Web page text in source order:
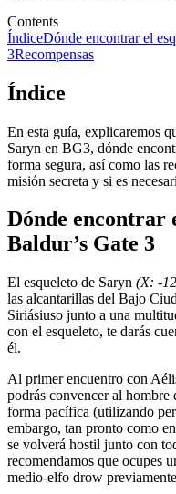
Contents
ÍndiceDónde encontrar el
3Recompensas
Índice
En esta guía, explicaremos
Saryn en BG3, dónde
forma segura, así como las
misión secreta y si es
Dónde encontrar
Baldur’s Gate 3
El esqueleto de Saryn (X: -
las alcantarillas del Bajo
Siriásiuso junto a una
con el esqueleto, te darás
él.
Al primer encuentro con
podrás convencer al hombre
forma pacífica (utilizando
embargo, tan pronto como
se volverá hostil junto con
recomendamos que ocupes
medio-elfo drow